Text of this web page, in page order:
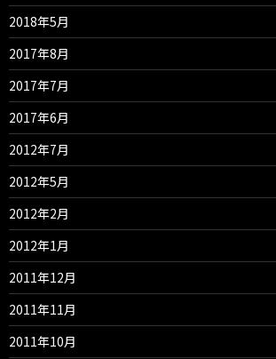
2018年5月
2017年8月
2017年7月
2017年6月
2012年7月
2012年5月
2012年2月
2012年1月
2011年12月
2011年11月
2011年10月